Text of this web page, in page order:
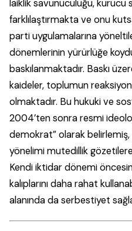
laiklik savunuculuğu, kurucu
farklılaştırmakta ve onu
parti uygulamalarına
dönemlerinin yürürlüğe
baskılanmaktadır. Baskı
kaideler, toplumun
olmaktadır. Bu hukuki ve
2004’ten sonra resmi
demokrat” olarak
yönelimi mutedillik
Kendi iktidar dönemi
kalıplarını daha rahat
alanında da serbestiyet